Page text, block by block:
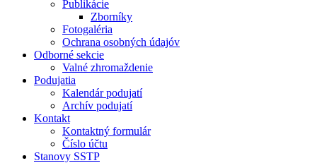
Publikácie
Zborníky
Fotogaléria
Ochrana osobných údajóv
Odborné sekcie
Valné zhromaždenie
Podujatia
Kalendár podujatí
Archív podujatí
Kontakt
Kontaktný formulár
Číslo účtu
Stanovy SSTP